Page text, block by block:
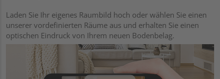
Laden Sie Ihr eigenes Raumbild hoch oder wählen Sie einen
unserer vordefinierten Räume aus und erhalten Sie einen
optischen Eindruck von Ihrem neuen Bodenbelag.